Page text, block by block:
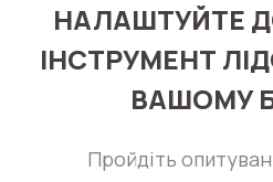
НАЛАШТУЙТЕ
ІНСТРУМЕНТ
ВАШОМУ
Пройдіть